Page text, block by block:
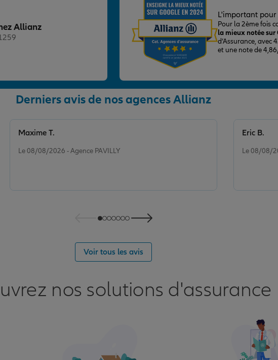
Allianz
L'important pour
Pour la 2ème fois
la mieux notée sur
d’Assurance, avec
et une note de
Derniers avis de nos agences Allianz
Le 08/08/2026 - Agence PAVILLY
Maxime T.
Le 08/08/
Eric B.
Voir tous les avis
nos solutions d'assurance